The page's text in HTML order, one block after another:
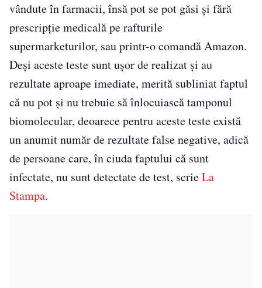
vândute în farmacii, însă pot se pot găsi și fără
prescripție medicală pe rafturile
supermarketurilor, sau printr-o comandă Amazon.
Deși aceste teste sunt ușor de realizat și au
rezultate aproape imediate, merită subliniat faptul
că nu pot și nu trebuie să înlocuiască tamponul
biomolecular, deoarece pentru aceste teste există
un anumit număr de rezultate false negative, adică
de persoane care, în ciuda faptului că sunt
infectate, nu sunt detectate de test, scrieLa
Stampa.